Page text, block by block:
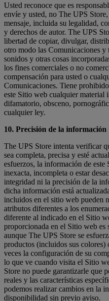
Usted reconoce que es
envíe y usted, no The UPS
mensaje, incluida su legalidad,
y derechos de autor. The UPS
libertad de copiar, divulgar,
otro modo las Comunicaciones y
sonidos y otras cosas
los fines comerciales o no
compensación para usted o
Comunicaciones. Tiene
este Sitio web cualquier material
difamatorio, obsceno,
cualquier ley.
10. Precisión de la información
The UPS Store intenta verificar
sea completa, precisa y esté
esfuerzos, la información de este
inexacta, incompleta o estar
integridad ni la precisión de la
dicha información está
incluidos en el sitio web pueden
atributos diferentes a los
diferente al indicado en el Sitio
proporcionada en el Sitio web
aunque The UPS Store se
productos (incluidos sus
veces la configuración de su
lo que ve cuando visita el Sitio
Store no puede garantizarle que
reales y las características
podemos realizar cambios en la
disponibilidad sin previo aviso.